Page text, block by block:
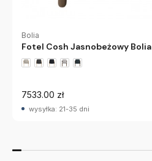
Bolia
Fotel Cosh Jasnobeżowy Bolia
7533.00 zł
wysyłka: 21-35 dni